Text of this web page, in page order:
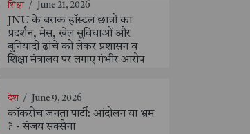
शिक्षा / June 21, 2026
JNU के बराक हॉस्टल छात्रों का
प्रदर्शन, मेस, खेल सुविधाओं और
बुनियादी ढांचे को लेकर प्रशासन व
शिक्षा मंत्रालय पर लगाए गंभीर आरोप
देश / June 9, 2026
कॉकरोच जनता पार्टी: आंदोलन या भ्रम
? - संजय सक्सैना